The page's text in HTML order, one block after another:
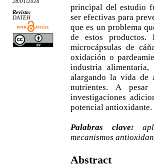
28/01/2026
Revista:
DATEH
principal del estudio
ser efectivas para
que es un problema
de estos
microcápsulas de
oxidación o
industria
alargando la vida de
nutrientes. A
investigaciones
potencial antioxidante.
Palabras clave:
mecanismos
Abstract